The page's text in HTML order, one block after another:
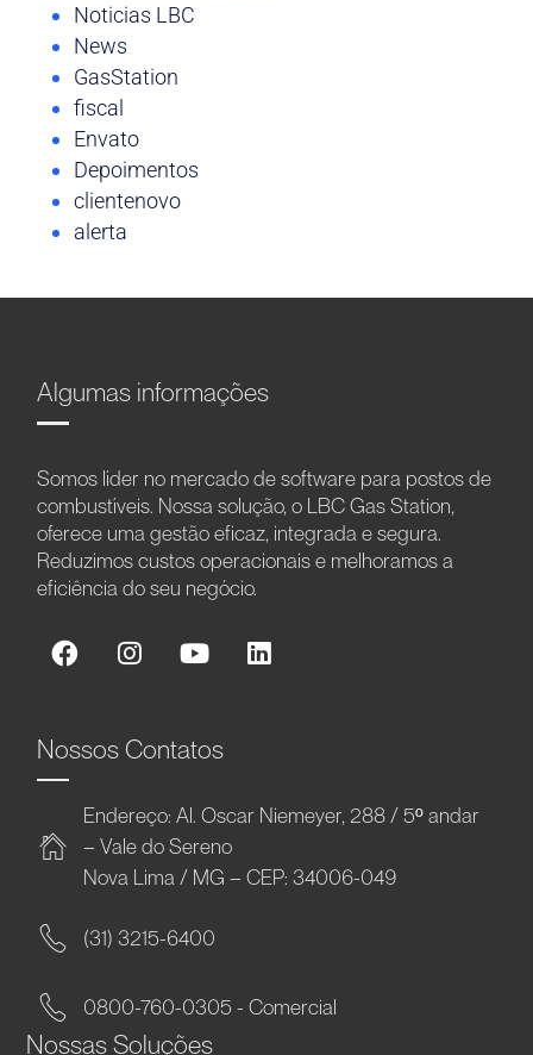
Noticias LBC
News
GasStation
fiscal
Envato
Depoimentos
clientenovo
alerta
Algumas informações
Somos líder no mercado de software para postos de
combustíveis. Nossa solução, o LBC Gas Station,
oferece uma gestão eficaz, integrada e segura.
Reduzimos custos operacionais e melhoramos a
eficiência do seu negócio.
Nossos Contatos
Endereço: Al. Oscar Niemeyer, 288 / 5º andar
– Vale do Sereno
Nova Lima / MG – CEP: 34006-049
(31) 3215-6400
0800-760-0305 - Comercial
Nossas Soluções